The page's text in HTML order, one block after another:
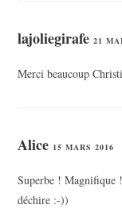
lajoliegirafe 21
Merci beaucoup
Alice 15 MARS 2016
Superbe ! Magnifique
déchire :-))